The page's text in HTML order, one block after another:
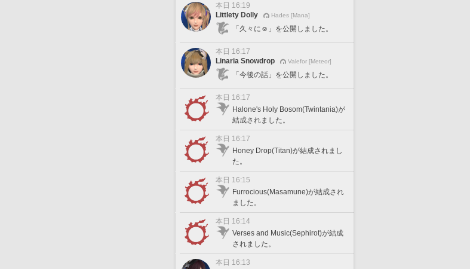
本日 16:19
Littlety Dolly
Hades [Mana]
「久々に☺️」を公開しました。
本日 16:17
Linaria Snowdrop
Valefor [Meteor]
「今後の話」を公開しました。
本日 16:17
Halone's Holy Bosom(Twintania)が
結成されました。
本日 16:17
Honey Drop(Titan)が結成されまし
た。
本日 16:15
Furrocious(Masamune)が結成され
ました。
本日 16:14
Verses and Music(Sephirot)が結成
されました。
本日 16:13